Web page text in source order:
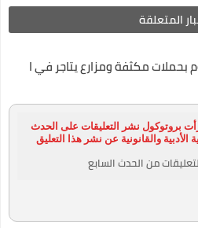
المتعلقة
بحملات مكثفة ومزارع يتاجر في
بروتوكول نشر التعليقات على الحدث
الأدبية والقانونية عن نشر هذا التعليق
من الحدث السابع